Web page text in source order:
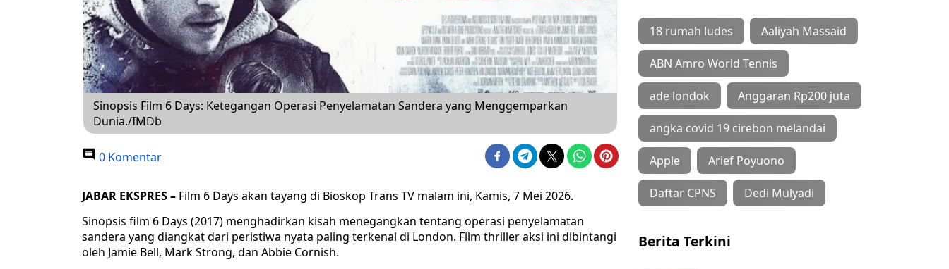
Sinopsis Film 6 Days: Ketegangan Operasi Penyelamatan Sandera yang Menggemparkan
Dunia./IMDb
0 Komentar
JABAR EKSPRES – Film 6 Days akan tayang di Bioskop Trans TV malam ini, Kamis, 7 Mei 2026.
Sinopsis film 6 Days (2017) menghadirkan kisah menegangkan tentang operasi penyelamatan
sandera yang diangkat dari peristiwa nyata paling terkenal di London. Film thriller aksi ini dibintangi
oleh Jamie Bell, Mark Strong, dan Abbie Cornish.
18 rumah ludes Aaliyah Massaid
ABN Amro World Tennis
ade londok Anggaran Rp200 juta
angka covid 19 cirebon melandai
Apple Arief Poyuono
Daftar CPNS Dedi Mulyadi
Berita Terkini